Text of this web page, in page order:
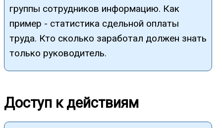
группы сотрудников информацию. Как
пример - статистика сдельной оплаты
труда. Кто сколько заработал должен знать
только руководитель.
Доступ к действиям